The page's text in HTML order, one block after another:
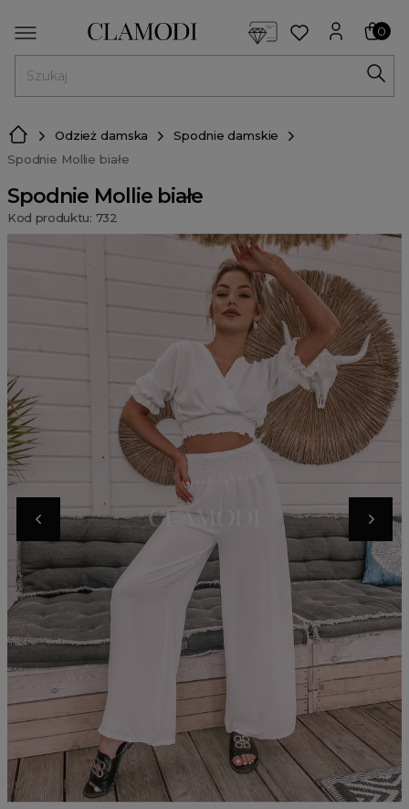
0
Odzież damska
Spodnie damskie
Spodnie Mollie białe
Spodnie Mollie białe
Kod produktu: 732